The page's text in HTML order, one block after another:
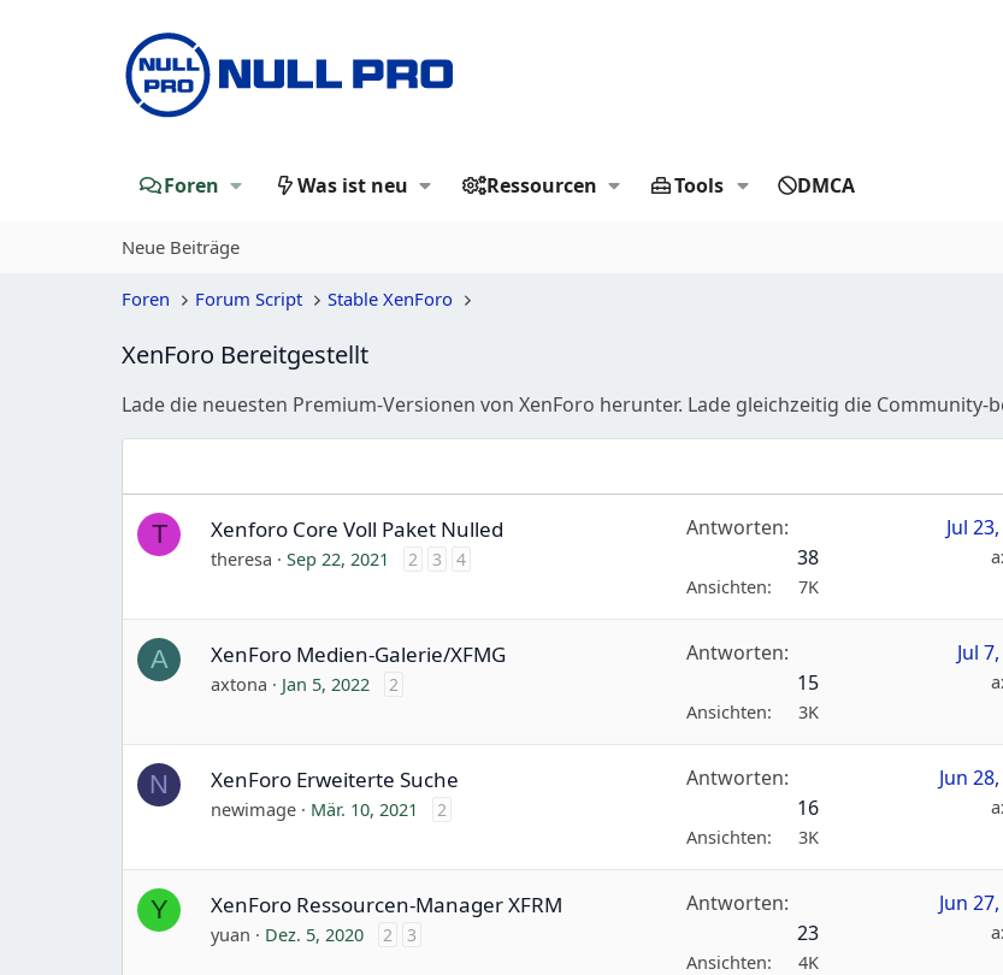
Foren Was ist neu Ressourcen Tools DMCA
Neue Beiträge
Foren Forum Script Stable XenForo
XenForo Bereitgestellt
Lade die neuesten Premium-Versionen von XenForo herunter. Lade gleichzeitig die
T Xenforo Core Voll Paket Nulled
theresa Sep 22, 2021 2 3 4
Antworten
38
Ansichten 7K
Jul
A XenForo Medien-Galerie/XFMG
axtona Jan 5, 2022 2
Antworten
15
Ansichten 3K
Jul
N XenForo Erweiterte Suche
newimage Mär. 10, 2021 2
Antworten
16
Ansichten 3K
Jun
Y XenForo Ressourcen-Manager XFRM
yuan Dez. 5, 2020 2 3
Antworten
23
Ansichten 4K
Jun